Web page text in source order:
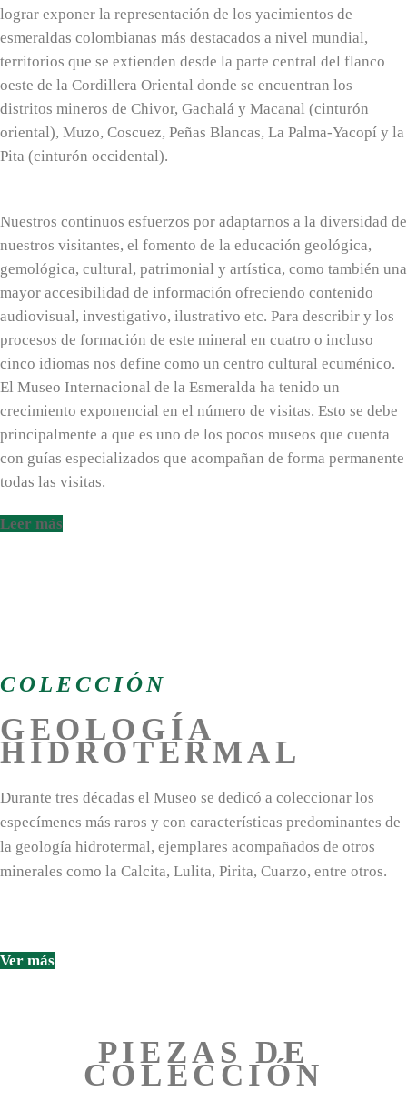
lograr exponer la representación de los yacimientos de
esmeraldas colombianas más destacados a nivel mundial,
territorios que se extienden desde la parte central del flanco
oeste de la Cordillera Oriental donde se encuentran los
distritos mineros de Chivor, Gachalá y Macanal (cinturón
oriental), Muzo, Coscuez, Peñas Blancas, La Palma-Yacopí y la
Pita (cinturón occidental).
Nuestros continuos esfuerzos por adaptarnos a la diversidad de
nuestros visitantes, el fomento de la educación geológica,
gemológica, cultural, patrimonial y artística, como también una
mayor accesibilidad de información ofreciendo contenido
audiovisual, investigativo, ilustrativo etc. Para describir y los
procesos de formación de este mineral en cuatro o incluso
cinco idiomas nos define como un centro cultural ecuménico.
El Museo Internacional de la Esmeralda ha tenido un
crecimiento exponencial en el número de visitas. Esto se debe
principalmente a que es uno de los pocos museos que cuenta
con guías especializados que acompañan de forma permanente
todas las visitas.
Leer más
COLECCIÓN
GEOLOGÍA
HIDROTERMAL
Durante tres décadas el Museo se dedicó a coleccionar los
especímenes más raros y con características predominantes de
la geología hidrotermal, ejemplares acompañados de otros
minerales como la Calcita, Lulita, Pirita, Cuarzo, entre otros.
Ver más
PIEZAS DE
COLECCIÓN